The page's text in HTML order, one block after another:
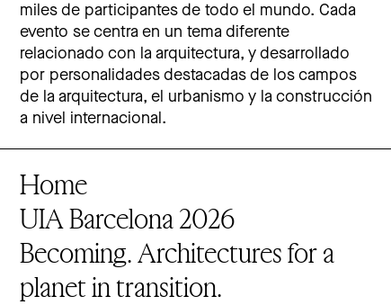
miles de participantes de todo el mundo. Cada
evento se centra en un tema diferente
relacionado con la arquitectura, y desarrollado
por personalidades destacadas de los campos
de la arquitectura, el urbanismo y la construcción
a nivel internacional.
Home
UIA Barcelona 2026
Becoming. Architectures for a
planet in transition.